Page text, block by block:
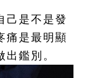
己是不是發
痛是最明顯
鑑別。